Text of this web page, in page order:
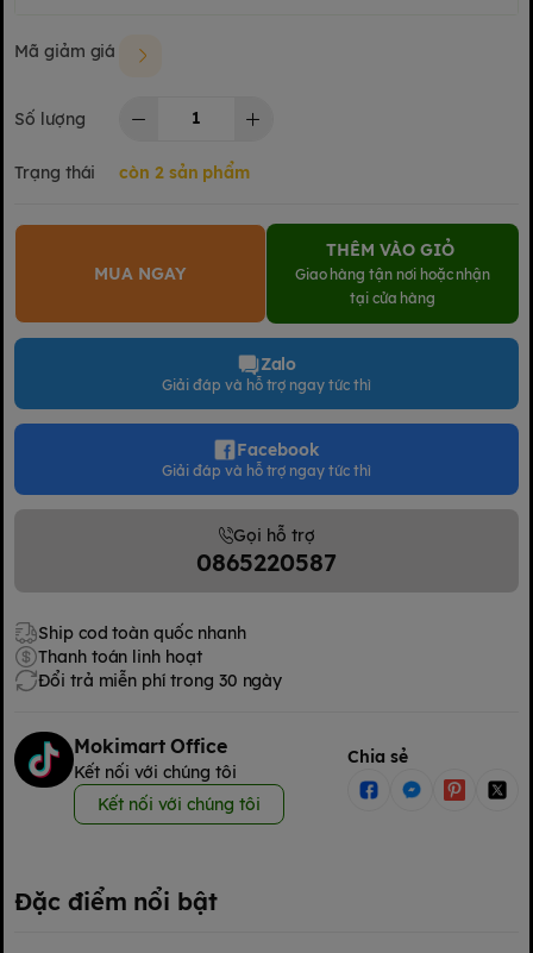
Mã giảm giá
Số lượng
Trạng thái còn 2 sản phẩm
MUA NGAY
THÊM VÀO GIỎ
Giao hàng tận nơi hoặc nhận
tại cửa hàng
Zalo
Giải đáp và hỗ trợ ngay tức thì
Facebook
Giải đáp và hỗ trợ ngay tức thì
Gọi hỗ trợ
0865220587
Ship cod toàn quốc nhanh
Thanh toán linh hoạt
Đổi trả miễn phí trong 30 ngày
Mokimart Office
Kết nối với chúng tôi
Kết nối với chúng tôi
Chia sẻ
Đặc điểm nổi bật